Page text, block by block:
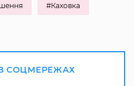
#Каховка
СОЦМЕРЕЖАХ